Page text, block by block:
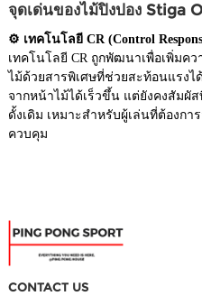
จุดเด่นของไม้ปิงปอง Stiga
⚙ เทคโนโลยี CR (Control
เทคโนโลยี CR ถูกพัฒนาเพื่อเพิ่มค
ไม้ด้วยสารพิเศษที่ช่วยสะท้อนแรงไ
จากหน้าไม้ได้เร็วขึ้น แต่ยังคงสัมผั
ดั้งเดิม เหมาะสำหรับผู้เล่นที่ต้องกา
ควบคุม
CONTACT US